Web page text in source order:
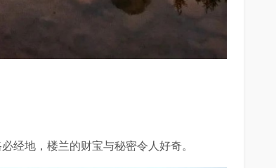
经地，楼兰的财宝与秘密令人好奇。